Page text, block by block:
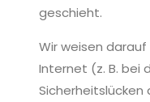
geschieht.
Wir weisen
Internet (z. B. bei
Sicherheitslücken